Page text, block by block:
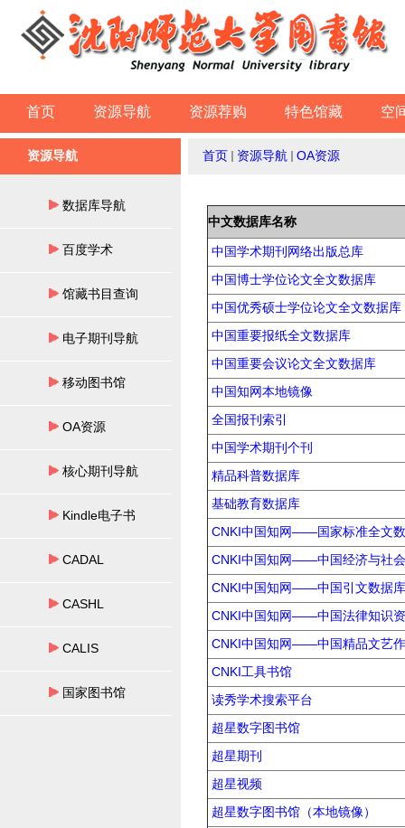
首页 资源导航 资源荐购 特色馆藏 空
资源导航
数据库导航
百度学术
馆藏书目查询
电子期刊导航
移动图书馆
OA资源
核心期刊导航
Kindle电子书
CADAL
CASHL
CALIS
国家图书馆
首页 资源导航 OA资源
中文数据库名称
中国学术期刊网络出版总库
中国博士学位论文全文数据库
中国优秀硕士学位论文全文数据库
中国重要报纸全文数据库
中国重要会议论文全文数据库
中国知网本地镜像
全国报刊索引
中国学术期刊个刊
精品科普数据库
基础教育数据库
CNKI中国知网——国家标准全文
CNKI中国知网——中国经济与社
CNKI中国知网——中国引文数据库
CNKI中国知网——中国法律知识
CNKI中国知网——中国精品文艺
CNKI工具书馆
读秀学术搜索平台
超星数字图书馆
超星期刊
超星视频
超星数字图书馆（本地镜像）